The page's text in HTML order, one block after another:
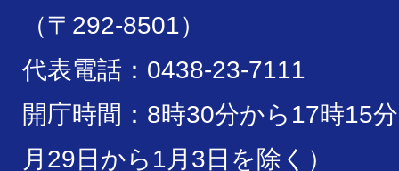
（〒292-8501）
代表電話：0438-23-7111
開庁時間：8時30分から17時15
月29日から1月3日を除く）